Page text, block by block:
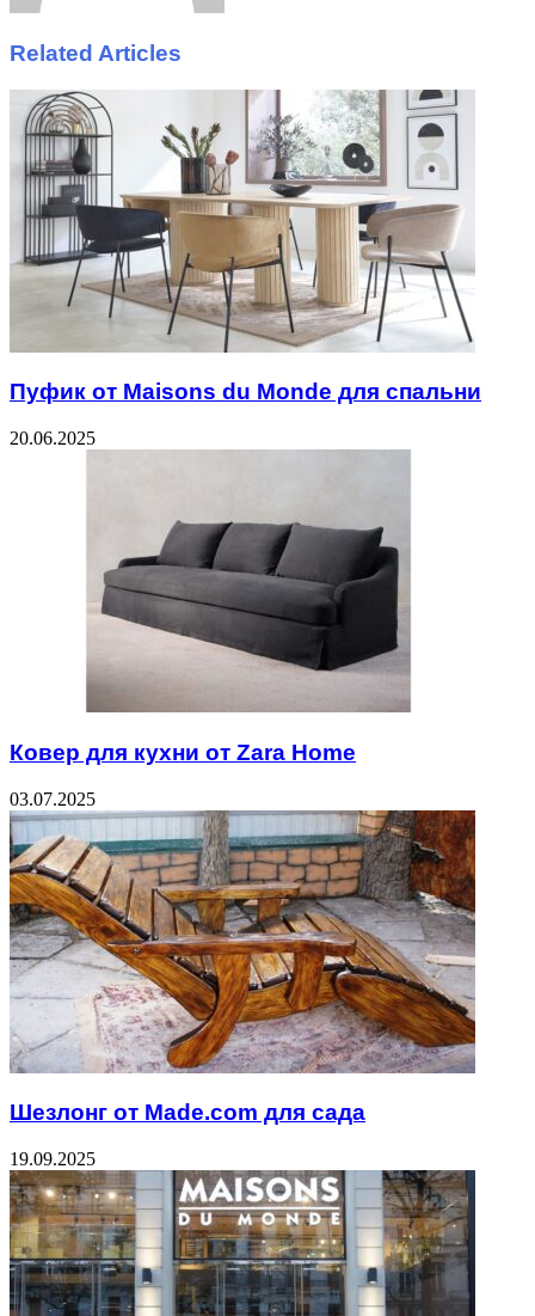
Related Articles
Пуфик от Maisons du Monde для спальни
20.06.2025
Ковер для кухни от Zara Home
03.07.2025
Шезлонг от Made.com для сада
19.09.2025